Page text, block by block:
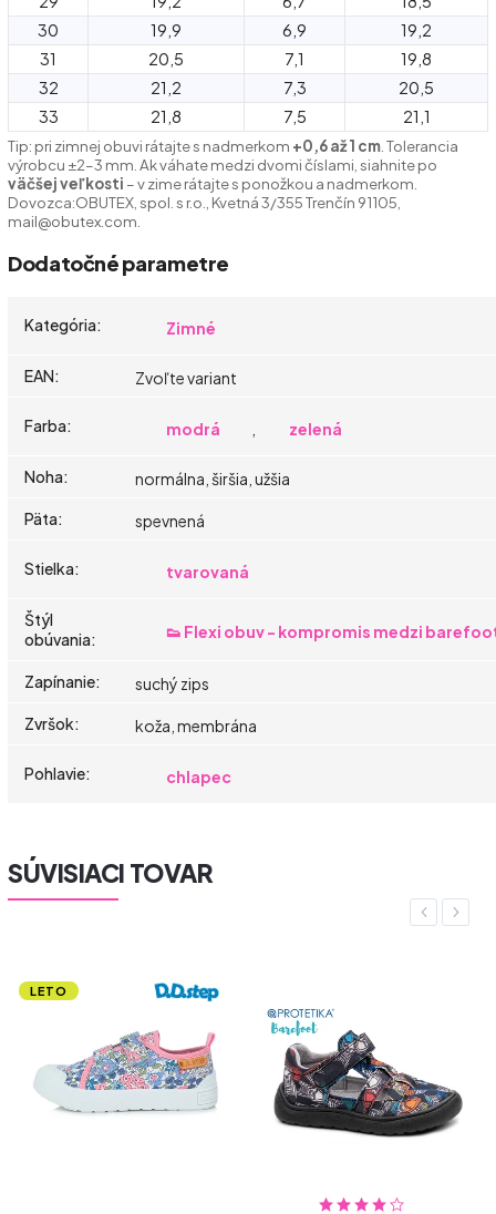
30
19,9 6,9
19,2
31
20,5 7,1
19,8
32
21,2 7,3
20,5
33
21,8 7,5 21,1
Tip: pri zimnej obuvi rátajte s nadmerkom +0,6 až 1 cm . Tolerancia
výrobcu ±2–3 mm. Ak váhate medzi dvomi číslami, siahnite po
väčšej veľkosti – v zime rátajte s ponožkou a nadmerkom.
Dovozca:OBUTEX, spol. s r.o., Kvetná 3/355 Trenčín 91105,
mail@obutex.com.
Dodatočné parametre
Kategória: Zimné
EAN: Zvoľte variant
Farba: modrá zelená
Noha:
normálna, širšia, užšia
Päta: spevnená
Stielka: tvarovaná
Štýl
obúvania: 👟 Flexi obuv - kompromis medzi
Zapínanie:
suchý zips
Zvršok: koža, membrána
Pohlavie: chlapec
SÚVISIACI TOVAR
Previous
LETO
Next